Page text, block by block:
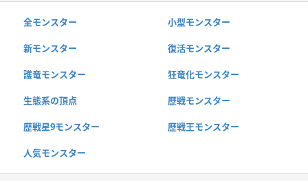
全モンスター 小型モンスター
新モンスター 復活モンスター
護竜モンスター 狂竜化モンスター
生態系の頂点 歴戦モンスター
歴戦星9モンスター 歴戦王モンスター
人気モンスター